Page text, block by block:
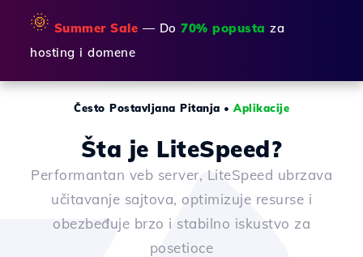
🌞 Summer Sale — Do 70% popusta za
hosting i domene
Često Postavljana Pitanja • Aplikacije
Šta je LiteSpeed?
Performantan veb server, LiteSpeed ubrzava
učitavanje sajtova, optimizuje resurse i
obezbeđuje brzo i stabilno iskustvo za
posetioce